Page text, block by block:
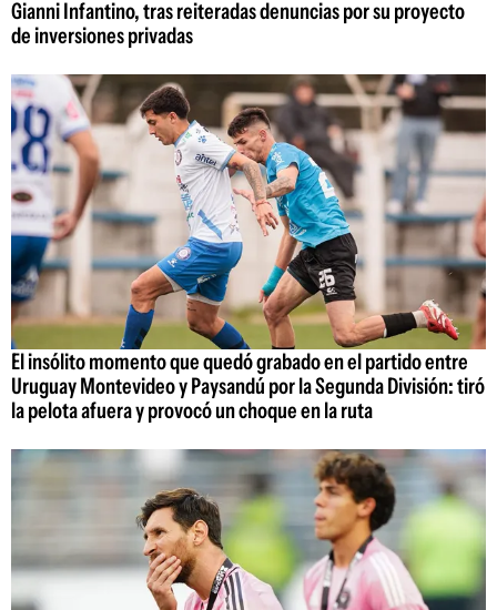
Gianni Infantino, tras reiteradas denuncias por su proyecto
de inversiones privadas
El insólito momento que quedó grabado en el partido entre
Uruguay Montevideo y Paysandú por la Segunda División: tiró
la pelota afuera y provocó un choque en la ruta